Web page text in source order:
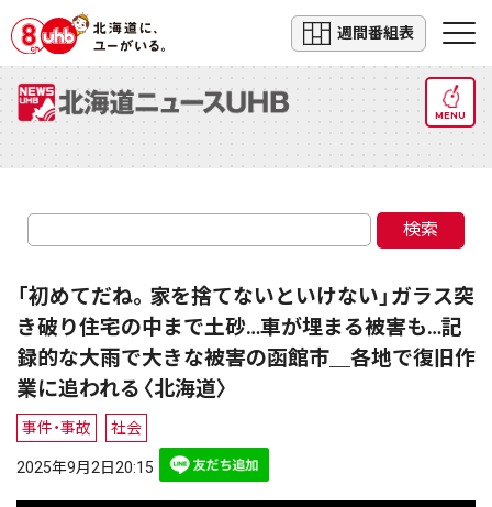
週間番組表
MENU
検索
「初めてだね。家を捨てないといけない」ガラス突
き破り住宅の中まで土砂…車が埋まる被害も…記
録的な大雨で大きな被害の函館市＿各地で復旧作
業に追われる〈北海道〉
事件・事故 社会
2025年9月2日20:15